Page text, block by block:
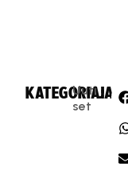
KATEGORIA:
Uuti
set
JAA: